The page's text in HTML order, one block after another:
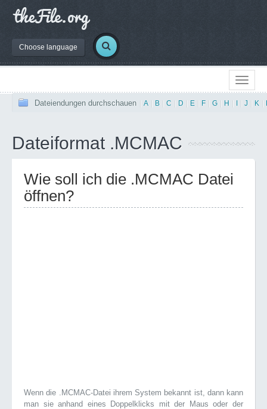
Choose language
Dateiendungen durchschauen A B C D E F G H J K
Dateiformat .MCMAC
Wie soll ich die .MCMAC Datei
öffnen?
Wenn die .MCMAC-Datei ihrem System bekannt ist, dann kann
man sie anhand eines Doppelklicks mit der Maus oder der